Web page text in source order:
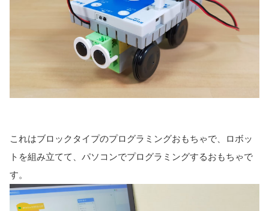
これはブロックタイプのプログラミングおもちゃで、ロボッ
トを組み立てて、パソコンでプログラミングするおもちゃで
す。